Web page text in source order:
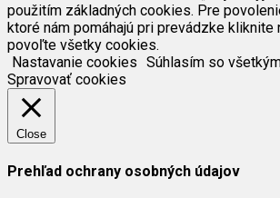
použitím základných cookies. Pre
ktoré nám pomáhajú pri prevádzke kliknite
povoľte všetky cookies.
Nastavanie cookies Súhlasím so
Spravovať cookies
Close
Prehľad ochrany osobných údajov